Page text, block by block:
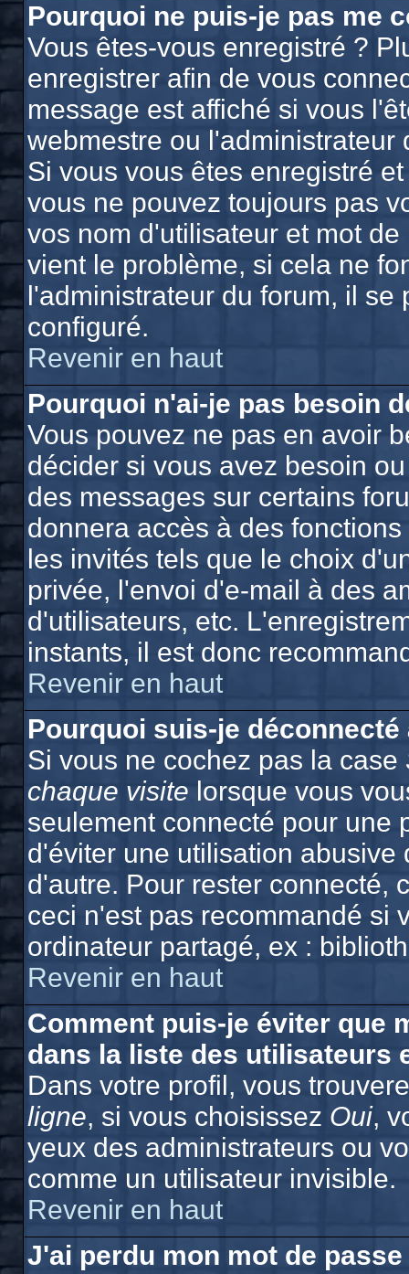
Pourquoi ne puis-je pas me
Vous êtes-vous enregistré ?
enregistrer afin de vous
message est affiché si vous
webmestre ou l'administrateur
Si vous vous êtes enregistré
vous ne pouvez toujours pas
vos nom d'utilisateur et mot
vient le problème, si cela ne
l'administrateur du forum, il se
configuré.
Revenir en haut
Pourquoi n'ai-je pas besoin
Vous pouvez ne pas en avoir
décider si vous avez besoin
des messages sur certains
donnera accès à des
les invités tels que le choix
privée, l'envoi d'e-mail à des
d'utilisateurs, etc.
instants, il est donc
Revenir en haut
Pourquoi suis-je
Si vous ne cochez pas la case
chaque visite lorsque vous
seulement connecté pour une
d'éviter une utilisation
d'autre. Pour rester connecté,
ceci n'est pas recommandé si
ordinateur partagé, ex :
Revenir en haut
Comment puis-je éviter que
dans la liste des utilisateurs
Dans votre profil, vous
ligne, si vous choisissez Oui,
yeux des administrateurs ou
comme un utilisateur invisible.
Revenir en haut
J'ai perdu mon mot de passe